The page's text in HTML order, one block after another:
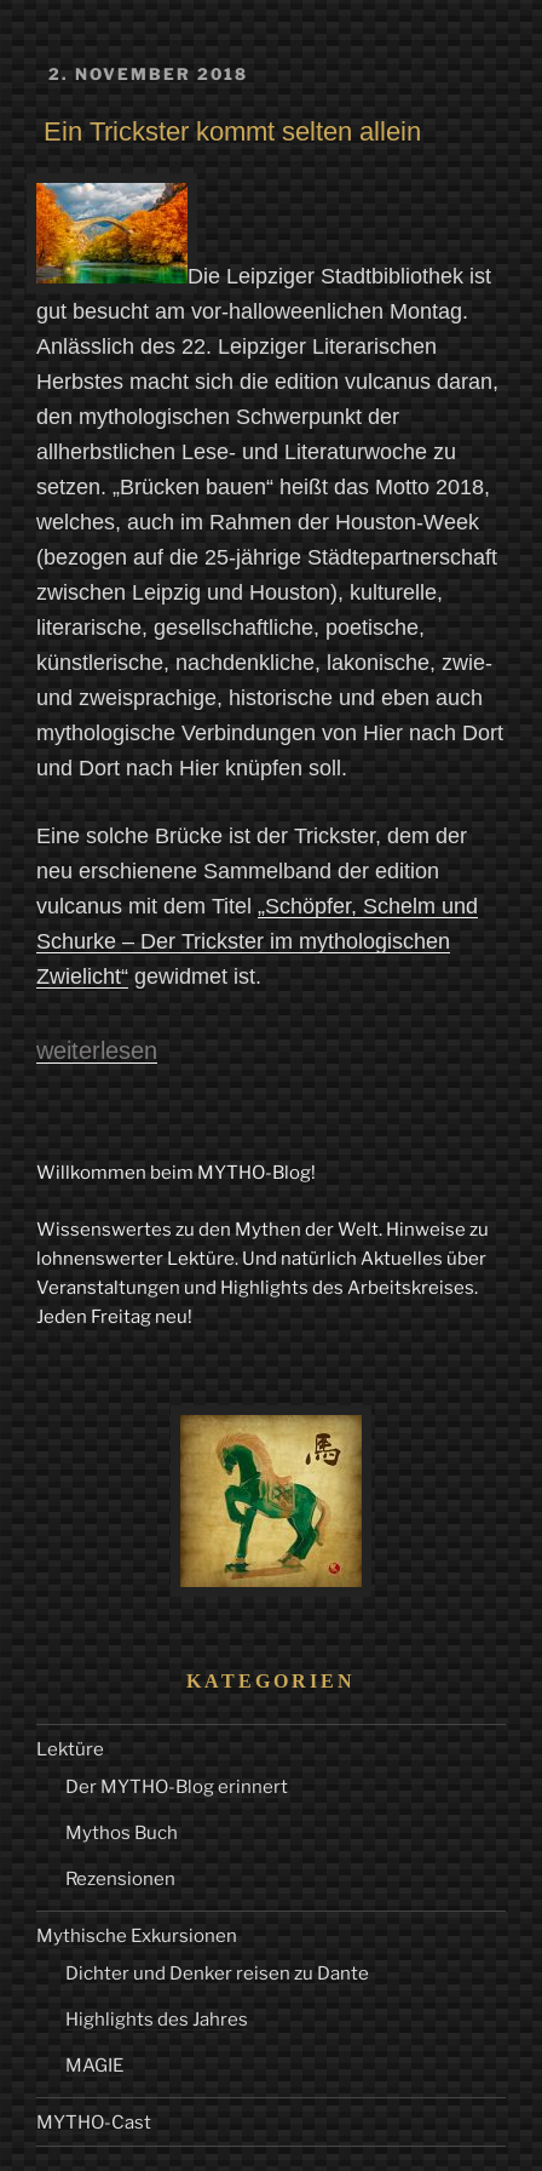
VERÖFFENTLICHT
2. NOVEMBER 2018
Ein Trickster kommt selten allein
Die Leipziger Stadtbibliothek ist
gut besucht am vor-halloweenlichen Montag.
Anlässlich des 22. Leipziger Literarischen
Herbstes macht sich die edition vulcanus daran,
den mythologischen Schwerpunkt der
allherbstlichen Lese- und Literaturwoche zu
setzen. „Brücken bauen“ heißt das Motto 2018,
welches, auch im Rahmen der Houston-Week
(bezogen auf die 25-jährige Städtepartnerschaft
zwischen Leipzig und Houston), kulturelle,
literarische, gesellschaftliche, poetische,
künstlerische, nachdenkliche, lakonische, zwie-
und zweisprachige, historische und eben auch
mythologische Verbindungen von Hier nach Dort
und Dort nach Hier knüpfen soll.
Eine solche Brücke ist der Trickster, dem der
neu erschienene Sammelband der edition
vulcanus mit dem Titel „Schöpfer, Schelm und
Schurke – Der Trickster im mythologischen
Zwielicht“ gewidmet ist.
„Ein
selten
weiterlesen
Willkommen beim MYTHO-Blog!
Wissenswertes zu den Mythen der Welt. Hinweise zu
lohnenswerter Lektüre. Und natürlich Aktuelles über
Veranstaltungen und Highlights des Arbeitskreises.
Jeden Freitag neu!
KATEGORIEN
Lektüre
Der MYTHO-Blog erinnert
Mythos Buch
Rezensionen
Mythische Exkursionen
Dichter und Denker reisen zu Dante
Highlights des Jahres
MAGIE
MYTHO-Cast